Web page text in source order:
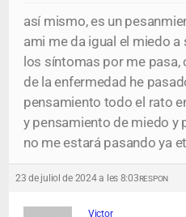
así mismo, es un
ami me da igual el miedo
los síntomas por me
de la enfermedad he
pensamiento todo el rato
y pensamiento de miedo y
no me estará pasando ya
23 de juliol de 2024 a les 8:03RESPON
Victor